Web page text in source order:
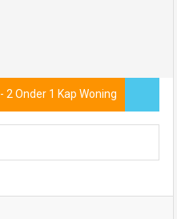
- 2 Onder 1 Kap Woning